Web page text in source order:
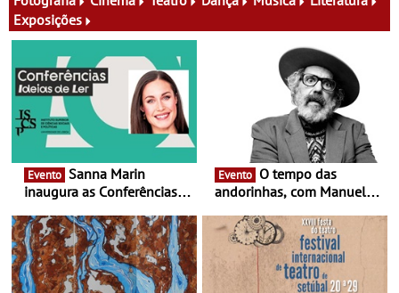
Exposições
Evento
inaugura as Conferências
Antiga primeira-ministra da
Finlândia é a convidada da
primeira edição do novo
ciclo de debates dedicado
Evento
andorinhas, com Manuel
Atum - Concerto
performance na MAAT
Gallery a 3 de Setembro,
19:30